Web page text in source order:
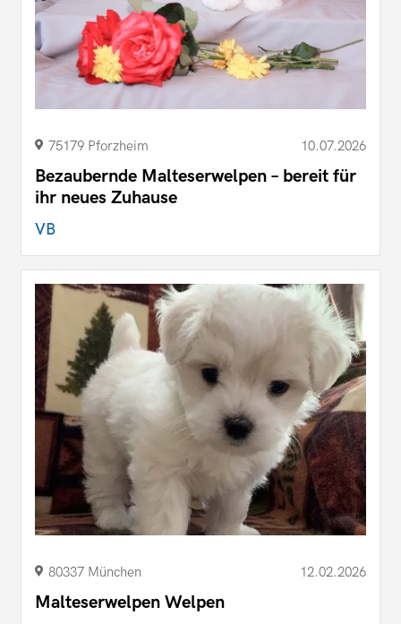
75179 Pforzheim 10.07.2026
Bezaubernde Malteserwelpen – bereit für
ihr neues Zuhause
VB
80337 München 12.02.2026
Malteserwelpen Welpen